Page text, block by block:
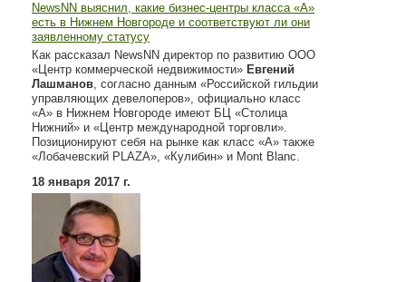
NewsNN выяснил, какие бизнес-центры класса «А»
есть в Нижнем Новгороде и соответствуют ли они
заявленному статусу
Как рассказал NewsNN директор по развитию ООО
«Центр коммерческой недвижимости» Евгений
Лашманов, согласно данным «Российской гильдии
управляющих девелоперов», официально класс
«А» в Нижнем Новгороде имеют БЦ «Столица
Нижний» и «Центр международной торговли».
Позиционируют себя на рынке как класс «А» также
«Лобачевский PLAZA», «Кулибин» и Mont Blanc.
18 января 2017 г.